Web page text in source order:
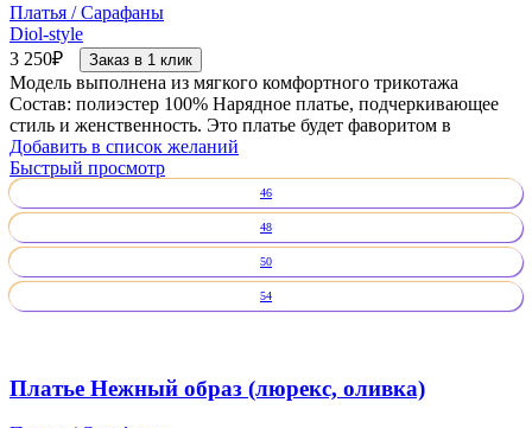
Платья / Сарафаны
Diol-style
3 250₽ Заказ в 1 клик
Модель выполнена из мягкого комфортного трикотажа
Состав: полиэстер 100% Нарядное платье, подчеркивающее
стиль и женственность. Это платье будет фаворитом в
Добавить в список желаний
Быстрый просмотр
46
48
50
54
Платье Нежный образ (люрекс, оливка)